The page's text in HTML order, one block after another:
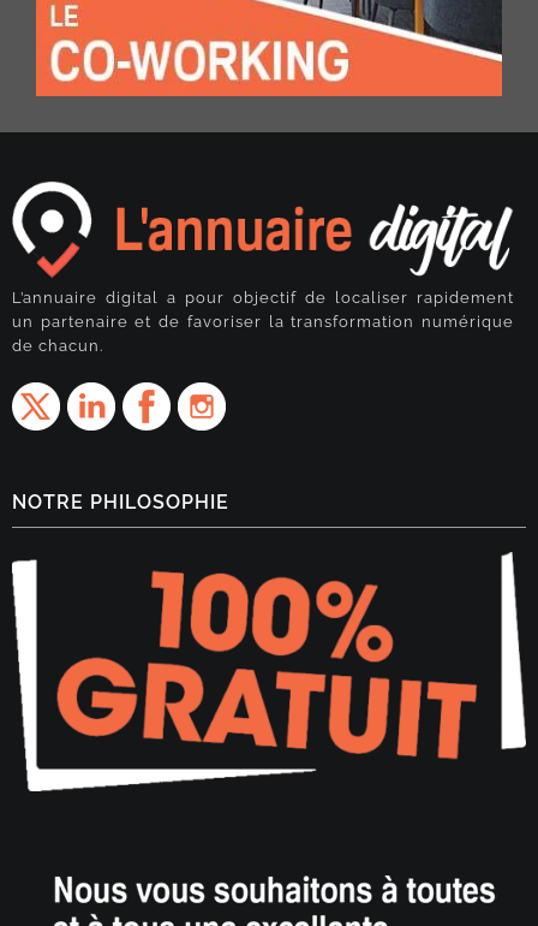
L’annuaire digital a pour objectif de localiser rapidement
un partenaire et de favoriser la transformation numérique
de chacun.
NOTRE PHILOSOPHIE